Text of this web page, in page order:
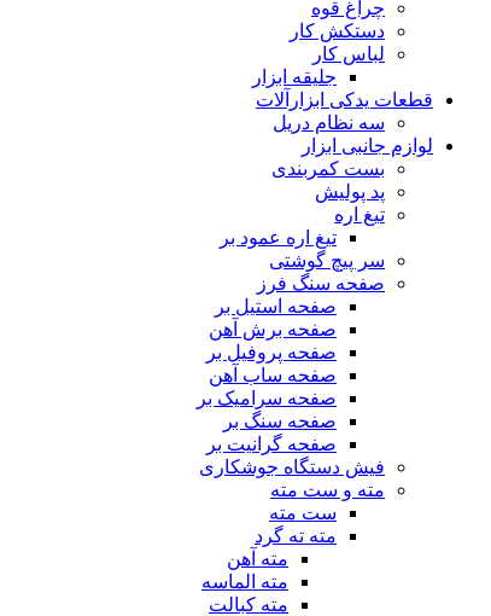
چراغ قوه
دستکش کار
لباس کار
جلیقه ابزار
قطعات یدکی ابزارآلات
سه نظام دریل
لوازم جانبی ابزار
بست کمربندی
پد پولیش
تیغ اره
تیغ اره عمود بر
سر پیچ گوشتی
صفحه سنگ فرز
صفحه استیل بر
صفحه برش آهن
صفحه پروفیل بر
صفحه ساب آهن
صفحه سرامیک بر
صفحه سنگ بر
صفحه گرانیت بر
فیش دستگاه جوشکاری
مته و ست مته
ست مته
مته ته گرد
مته آهن
مته الماسه
مته کبالت